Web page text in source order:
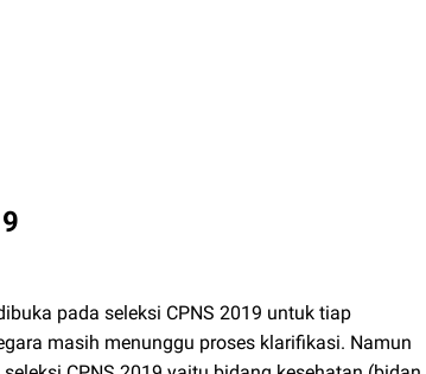
pada seleksi CPNS 2019 untuk tiap
masih menunggu proses klarifikasi. Namun